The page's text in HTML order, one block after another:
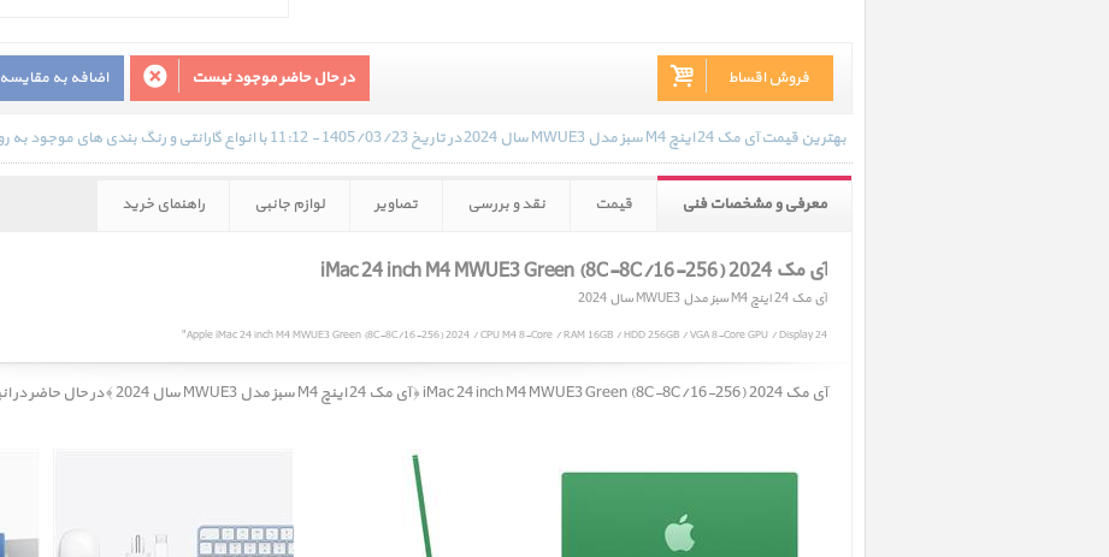
اضافه به مقایسه در حال حاضر موجود نیست فروش اقساط
بهترین قیمت آی مک 24 اینچ M4 سبز مدل MWUE3 سال 2024 در تاریخ 1405/03/23 - 11:12 با انواع گارانتی و رنگ بندی های موجود به روز رسانی شده است.
معرفی و مشخصات فنی قیمت نقد و بررسی تصاویر لوازم جانبی راهنمای خرید
آی مک iMac 24 inch M4 MWUE3 Green (8C-8C/16-256) 2024
آی مک 24 اینچ M4 سبز مدل MWUE3 سال 2024
Apple iMac 24 inch M4 MWUE3 Green (8C-8C/16-256) 2024 / CPU M4 8-Core / RAM 16GB / HDD 256GB / VGA 8-Core GPU / Display 24"
آی مک iMac 24 inch M4 MWUE3 Green (8C-8C/16-256) 2024 ﴿ آی مک 24 اینچ M4 سبز مدل MWUE3 سال 2024 ﴾ در حال حاضر در انبار موجود نمیباشد.